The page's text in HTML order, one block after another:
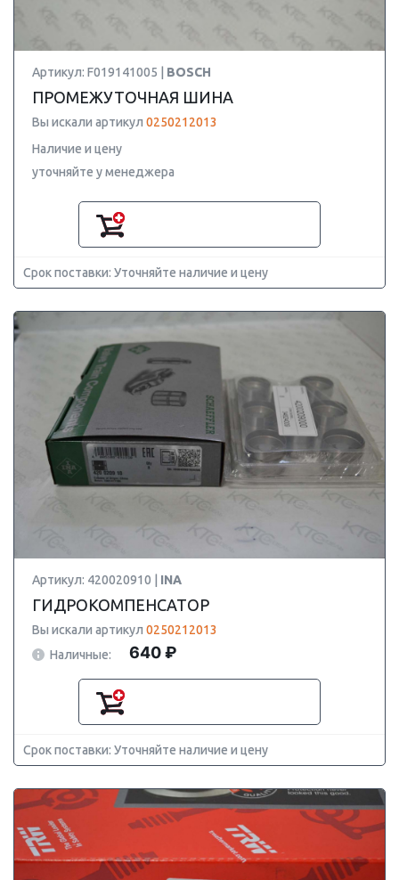
Артикул: F019141005 | BOSCH
ПРОМЕЖУТОЧНАЯ ШИНА
Вы искали артикул 0250212013
Наличие и цену
уточняйте у менеджера
Срок поставки: Уточняйте наличие и цену
Артикул: 420020910 | INA
ГИДРОКОМПЕНСАТОР
Вы искали артикул 0250212013
Наличные:
640 ₽
Срок поставки: Уточняйте наличие и цену